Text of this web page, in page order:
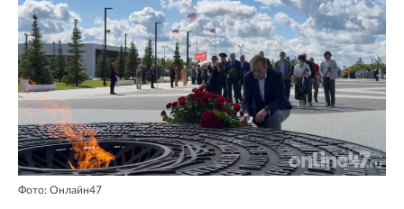
Фото: Онлайн47